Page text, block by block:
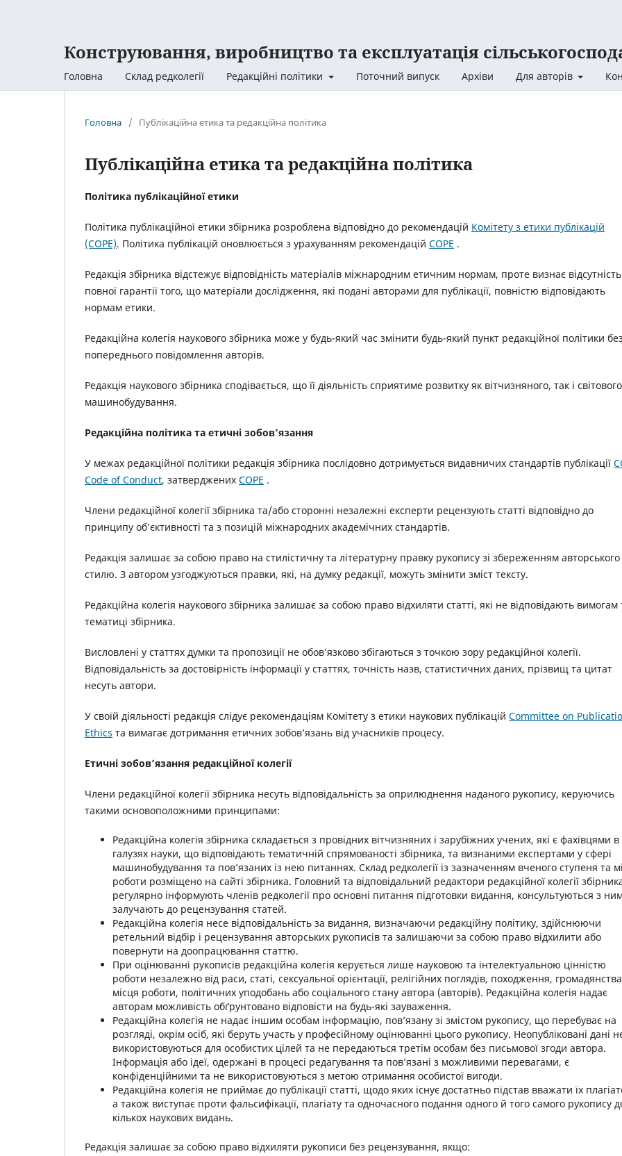
Конструювання, виробництво та експлуатація
Головна Склад редколегії Редакційні політики Поточний випуск Архіви Для авторів
Головна / Публікаційна етика та редакційна політика
Публікаційна етика та редакційна політика
Політика публікаційної етики
Політика публікаційної етики збірника розроблена відповідно до рекомендацій Комітету з етики публікацій
(COPE). Політика публікацій оновлюється з урахуванням рекомендацій COPE .
Редакція збірника відстежує відповідність матеріалів міжнародним етичним нормам, проте визнає відсутність
повної гарантії того, що матеріали дослідження, які подані авторами для публікації, повністю відповідають
нормам етики.
Редакційна колегія наукового збірника може у будь-який час змінити будь-який пункт редакційної політики
попереднього повідомлення авторів.
Редакція наукового збірника сподівається, що її діяльність сприятиме розвитку як вітчизняного, так і світового
машинобудування.
Редакційна політика та етичні зобов’язання
У межах редакційної політики редакція збірника послідовно дотримується видавничих стандартів публікації
Code of Conduct, затверджених COPE .
Члени редакційної колегії збірника та/або сторонні незалежні експерти рецензують статті відповідно до
принципу об’єктивності та з позицій міжнародних академічних стандартів.
Редакція залишає за собою право на стилістичну та літературну правку рукопису зі збереженням авторського
стилю. З автором узгоджуються правки, які, на думку редакції, можуть змінити зміст тексту.
Редакційна колегія наукового збірника залишає за собою право відхиляти статті, які не відповідають вимогам
тематиці збірника.
Висловлені у статтях думки та пропозиції не обов’язково збігаються з точкою зору редакційної колегії.
Відповідальність за достовірність інформації у статтях, точність назв, статистичних даних, прізвищ та цитат
несуть автори.
У своїй діяльності редакція слідує рекомендаціям Комітету з етики наукових публікацій Committee on
Ethics та вимагає дотримання етичних зобов’язань від учасників процесу.
Етичні зобов’язання редакційної колегії
Члени редакційної колегії збірника несуть відповідальність за оприлюднення наданого рукопису, керуючись
такими основоположними принципами:
Редакційна колегія збірника складається з провідних вітчизняних і зарубіжних учених, які є фахівцями в
галузях науки, що відповідають тематичній спрямованості збірника, та визнаними експертами у сфері
машинобудування та пов’язаних із нею питаннях. Склад редколегії із зазначенням вченого ступеня та
роботи розміщено на сайті збірника. Головний та відповідальний редактори редакційної колегії
регулярно інформують членів редколегії про основні питання підготовки видання, консультуються з
залучають до рецензування статей.
Редакційна колегія несе відповідальність за видання, визначаючи редакційну політику, здійснюючи
ретельний відбір і рецензування авторських рукописів та залишаючи за собою право відхилити або
повернути на доопрацювання статтю.
При оцінюванні рукописів редакційна колегія керується лише науковою та інтелектуальною цінністю
роботи незалежно від раси, статі, сексуальної орієнтації, релігійних поглядів, походження,
місця роботи, політичних уподобань або соціального стану автора (авторів). Редакційна колегія надає
авторам можливість обґрунтовано відповісти на будь-які зауваження.
Редакційна колегія не надає іншим особам інформацію, пов’язану зі змістом рукопису, що перебуває на
розгляді, окрім осіб, які беруть участь у професійному оцінюванні цього рукопису. Неопубліковані дані
використовуються для особистих цілей та не передаються третім особам без письмової згоди автора.
Інформація або ідеї, одержані в процесі редагування та пов’язані з можливими перевагами, є
конфіденційними та не використовуються з метою отримання особистої вигоди.
Редакційна колегія не приймає до публікації статті, щодо яких існує достатньо підстав вважати їх
а також виступає проти фальсифікації, плагіату та одночасного подання одного й того самого рукопису
кількох наукових видань.
Редакція залишає за собою право відхиляти рукописи без рецензування, якщо: